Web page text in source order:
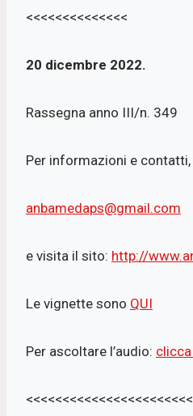
<<<<<<<<<<<<<<
20 dicembre 2022.
Rassegna anno III/n. 349
Per informazioni e
anbamedaps@gmail.com
e visita il sito: http://
Le vignette sono QUI
Per ascoltare l’audio: